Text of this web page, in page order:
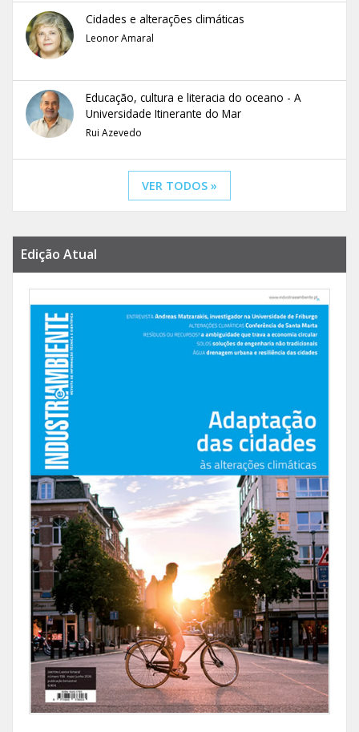
Cidades e alterações climáticas
Leonor Amaral
Educação, cultura e literacia do oceano - A
Universidade Itinerante do Mar
Rui Azevedo
VER TODOS »
Edição Atual